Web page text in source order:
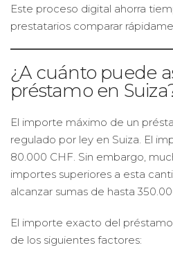
Este proceso digital ahorra
prestatarios comparar
¿A cuánto puede
préstamo en
El importe máximo de un
regulado por ley en Suiza. El
80.000 CHF. Sin embargo,
importes superiores a esta
alcanzar sumas de hasta
El importe exacto del
de los siguientes factores: